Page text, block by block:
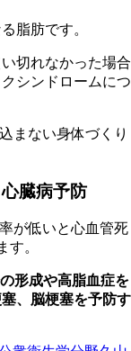
脂肪です。
切れなかった場合
シンドロームにつ
まない身体づくり
臓病予防
が低いと心血管死
。
形成や高脂血症を
、脳梗塞を予防す